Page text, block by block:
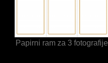
Papirni ram za 3 fotografije